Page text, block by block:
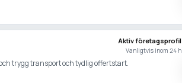
Aktiv företagsprofil
Vanligtvis inom 24 h
trygg transport och tydlig offertstart.